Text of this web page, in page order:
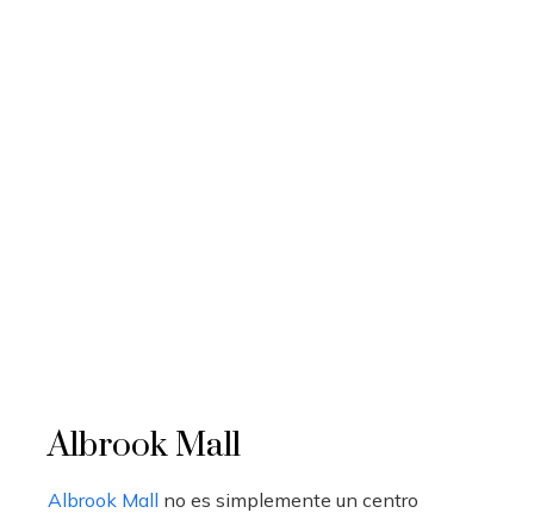
Albrook Mall
Albrook Mall no es simplemente un centro